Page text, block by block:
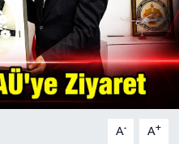
A- A+